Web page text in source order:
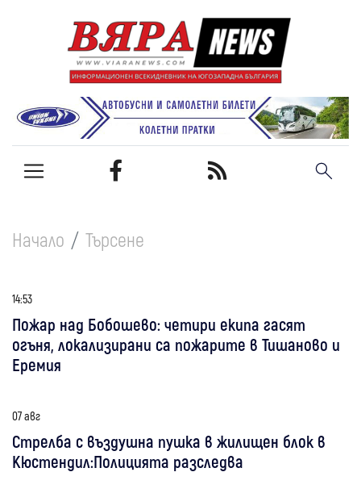
Начало Търсене
14:53
Пожар над Бобошево: четири екипа гасят
огъня, локализирани са пожарите в Тишаново и
Еремия
07 авг
Стрелба с въздушна пушка в жилищен блок в
Кюстендил:Полицията разследва